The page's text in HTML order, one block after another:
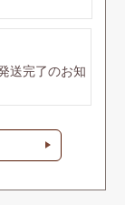
送完了のお知